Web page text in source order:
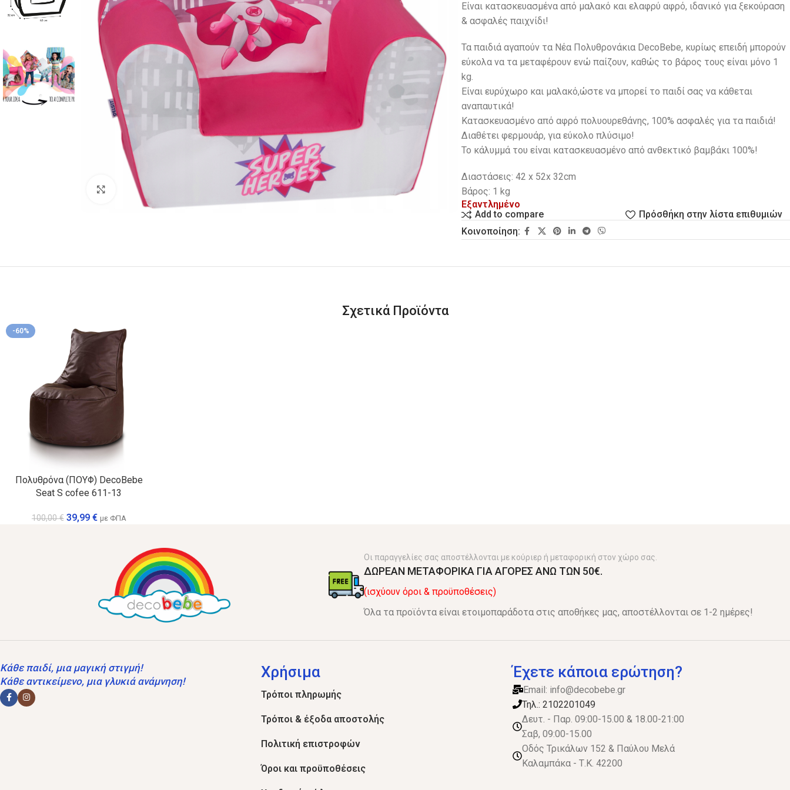
Κλικ για μεγέθυνση
Είναι κατασκευασμένα από μαλακό και ελαφρύ αφρό, ιδανικό για ξεκούραση
& ασφαλές παιχνίδι!
Τα παιδιά αγαπούν τα Νέα Πολυθρονάκια DecoBebe, κυρίως επειδή μπορούν
εύκολα να τα μεταφέρουν ενώ παίζουν, καθώς το βάρος τους είναι μόνο 1
kg.
Eίναι ευρύχωρο και μαλακό,ώστε να μπορεί το παιδί σας να κάθεται
αναπαυτικά!
Κατασκευασμένο από αφρό πολυουρεθάνης, 100% ασφαλές για τα παιδιά!
Διαθέτει φερμουάρ, για εύκολο πλύσιμο!
Το κάλυμμά του είναι κατασκευασμένο από ανθεκτικό βαμβάκι 100%!
Διαστάσεις: 42 x 52x 32cm
Βάρος: 1 kg
Εξαντλημένο
Add to compare
Πρόσθήκη στην λίστα επιθυμιών
Κοινοποίηση:
Σχετικά Προϊόντα
-60%
Πολυθρόνα (ΠΟΥΦ) DecoBebe
Seat S cofee 611-13
100,00€ 39,99 € με ΦΠΑ
Οι παραγγελίες σας αποστέλλονται με κούριερ ή μεταφορική στον χώρο σας.
ΔΩΡΕΑΝ ΜΕΤΑΦΟΡΙΚΑ ΓΙΑ ΑΓΟΡΕΣ ΑΝΩ ΤΩΝ 50€.
(ισχύουν όροι & προϋποθέσεις)
Όλα τα προϊόντα είναι ετοιμοπαράδοτα στις αποθήκες μας, αποστέλλονται σε 1-2 ημέρες!
Κάθε παιδί, μια μαγική στιγμή!
Κάθε αντικείμενο, μια γλυκιά ανάμνηση!
Χρήσιμα
Τρόποι πληρωμής
Τρόποι & έξοδα αποστολής
Πολιτική επιστροφών
Όροι και προϋποθέσεις
Έχετε κάποια ερώτηση?
Email: info@decobebe.gr
Τηλ.: 2102201049
Δευτ. - Παρ. 09:00-15.00 & 18.00-21:00
Σαβ, 09:00-15.00
Οδός Τρικάλων 152 & Παύλου Μελά
Καλαμπάκα - Τ.Κ. 42200